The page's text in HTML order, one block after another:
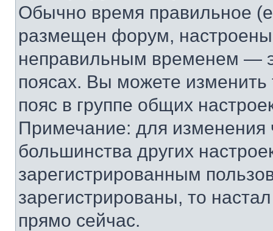
Обычно время правильное
размещен форум, настроены
неправильным временем —
поясах. Вы можете изменить
пояс в группе общих
Примечание: для изменения
большинства других
зарегистрированным
зарегистрированы, то
прямо сейчас.